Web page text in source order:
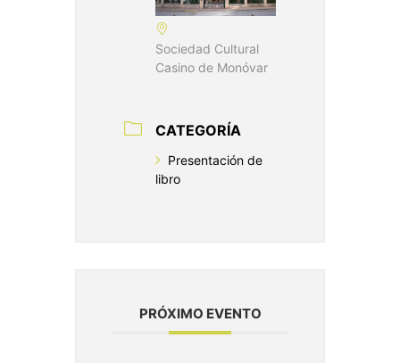
Sociedad Cultural
Casino de Monóvar
CATEGORÍA
Presentación de
libro
PRÓXIMO EVENTO